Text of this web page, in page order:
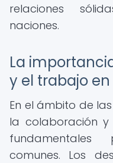
relaciones
naciones.
La
y el trabajo
En el ámbito de
la colaboración
comunes. Los